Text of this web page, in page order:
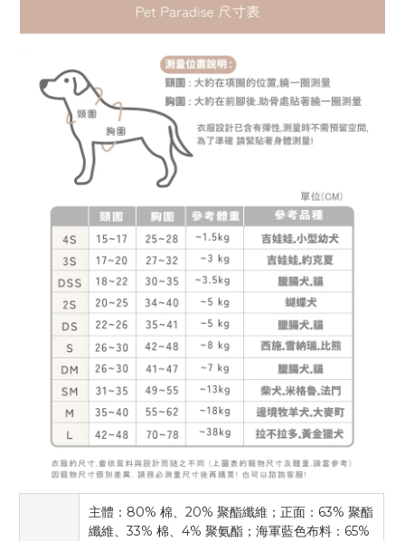
主體： 80% 棉、 20% 聚酯纖維；正面： 63% 聚酯
纖維、 33% 棉、 4% 聚氨酯；海軍藍色布料： 65%